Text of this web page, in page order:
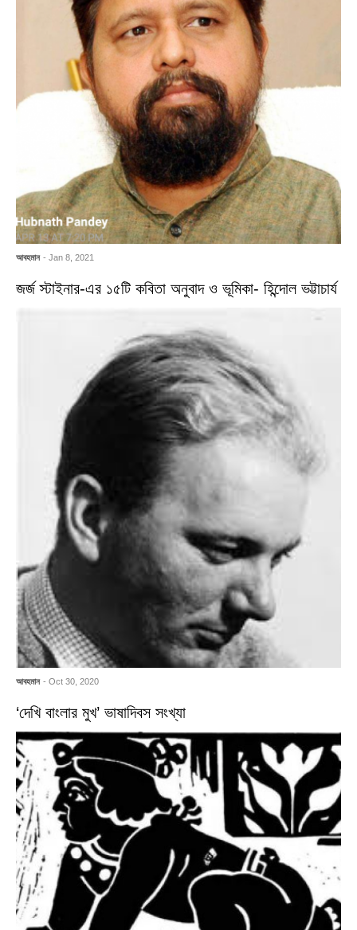
আবহমান - Jan 8, 2021
জর্জ স্টাইনার-এর ১৫টি কবিতা অনুবাদ ও ভূমিকা- হিন্দোল ভট্টাচার্য
আবহমান - Oct 30, 2020
‘দেখি বাংলার মুখ’ ভাষাদিবস সংখ্যা